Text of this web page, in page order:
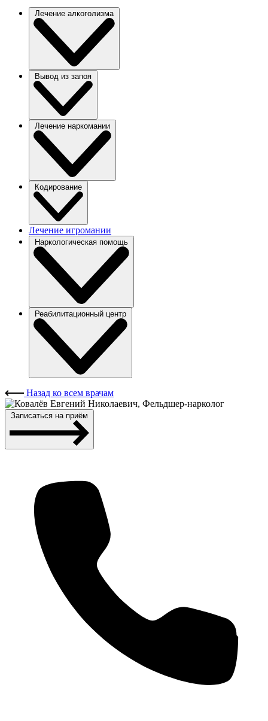
Лечение алкоголизма
Вывод из запоя
Лечение наркомании
Кодирование
Лечение игромании
Наркологическая помощь
Реабилитационный центр
Назад ко всем врачам
Записаться на приём